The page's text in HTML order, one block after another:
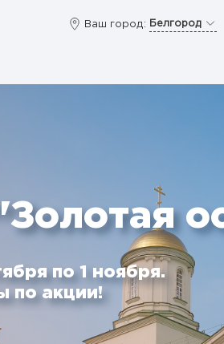
Ваш город: Белгород
по 1 ноября.
по акции!